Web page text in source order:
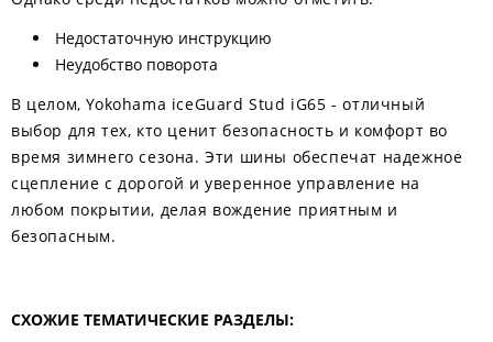
Недостаточную инструкцию
Неудобство поворота
В целом, Yokohama iceGuard Stud iG65 - отличный
выбор для тех, кто ценит безопасность и комфорт во
время зимнего сезона. Эти шины обеспечат надежное
сцепление с дорогой и уверенное управление на
любом покрытии, делая вождение приятным и
безопасным.
СХОЖИЕ ТЕМАТИЧЕСКИЕ РАЗДЕЛЫ: